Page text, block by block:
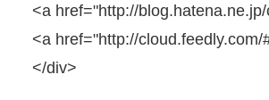
<a href="http://
<a href="http://
</div>